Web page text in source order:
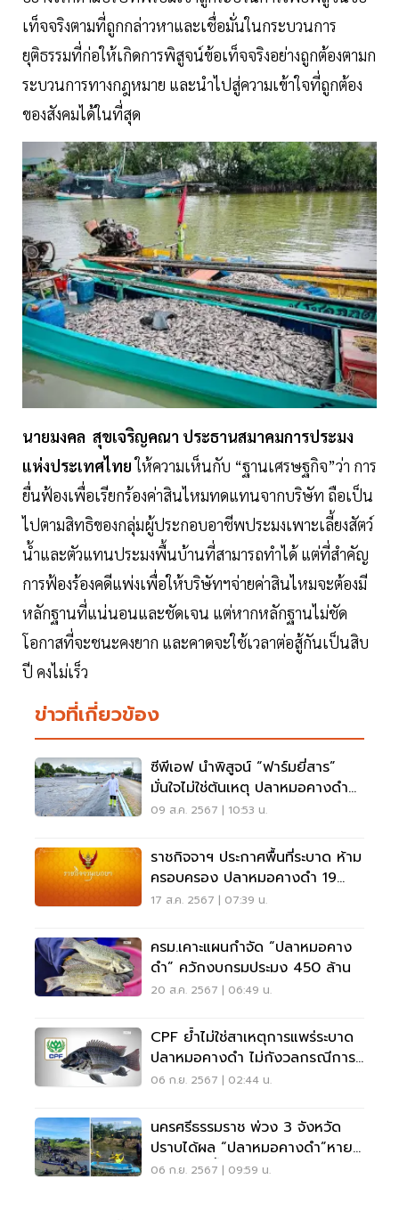
เท็จจริงตามที่ถูกกล่าวหาและเชื่อมั่นในกระบวนการ
ยุติธรรมที่ก่อให้เกิดการพิสูจน์ข้อเท็จจริงอย่างถูกต้องตามก
ระบวนการทางกฎหมาย และนำไปสู่ความเข้าใจที่ถูกต้อง
ของสังคมได้ในที่สุด
นายมงคล สุขเจริญคณา ประธานสมาคมการประมง
แห่งประเทศไทยให้ความเห็นกับ “ฐานเศรษฐกิจ”ว่า การ
ยื่นฟ้องเพื่อเรียกร้องค่าสินไหมทดแทนจากบริษัท ถือเป็น
ไปตามสิทธิของกลุ่มผู้ประกอบอาชีพประมงเพาะเลี้ยงสัตว์
น้ำและตัวแทนประมงพื้นบ้านที่สามารถทำได้ แต่ที่สำคัญ
การฟ้องร้องคดีแพ่งเพื่อให้บริษัทฯจ่ายค่าสินไหมจะต้องมี
หลักฐานที่แน่นอนและชัดเจน แต่หากหลักฐานไม่ชัด
โอกาสที่จะชนะคงยาก และคาดจะใช้เวลาต่อสู้กันเป็นสิบ
ปี คงไม่เร็ว
ข่าวที่เกี่ยวข้อง
ซีพีเอฟ นำพิสูจน์ “ฟาร์มยี่สาร”
มั่นใจไม่ใช่ต้นเหตุ ปลาหมอคางดำ
แพร่กระจาย
09 ส.ค. 2567 | 10:53 น.
ราชกิจจาฯ ประกาศพื้นที่ระบาด ห้าม
ครอบครอง ปลาหมอคางดำ 19
จังหวัด
17 ส.ค. 2567 | 07:39 น.
ครม.เคาะแผนกำจัด “ปลาหมอคาง
ดำ” ควักงบกรมประมง 450 ล้าน
20 ส.ค. 2567 | 06:49 น.
CPF ย้ำไม่ใช่สาเหตุการแพร่ระบาด
ปลาหมอคางดำ ไม่กังวลกรณีการ
ร้องค่าเสียหาย
06 ก.ย. 2567 | 02:44 น.
นครศรีธรรมราช พ่วง 3 จังหวัด
ปราบได้ผล “ปลาหมอคางดำ”หาย
จากแหล่งน้ำกว่า 70%
06 ก.ย. 2567 | 09:59 น.